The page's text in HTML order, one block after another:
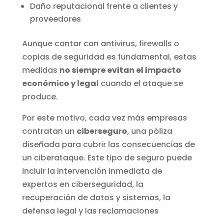
Daño reputacional frente a clientes y
proveedores
Aunque contar con antivirus, firewalls o
copias de seguridad es fundamental, estas
medidas no siempre evitan el impacto
económico y legal cuando el ataque se
produce.
Por este motivo, cada vez más empresas
contratan un ciberseguro, una póliza
diseñada para cubrir las consecuencias de
un ciberataque. Este tipo de seguro puede
incluir la intervención inmediata de
expertos en ciberseguridad, la
recuperación de datos y sistemas, la
defensa legal y las reclamaciones